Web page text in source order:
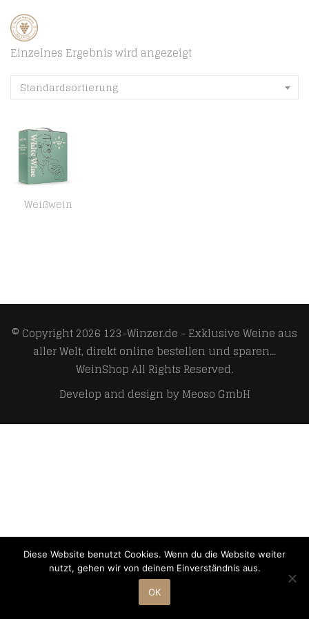
Einzelnes Ergebnis wird angezeigt
Standardsortierung
Weißwein
© Copyright 2026 123-Winzer.de - Exklusive Weine aus
aller Welt, direkt online bestellen und sparen...
WeinShopAll Rights Reserved.
Develop and design byMeoso GmbH
Diese Website benutzt Cookies. Wenn du die Website weiter
nutzt, gehen wir von deinem Einverständnis aus.
OK